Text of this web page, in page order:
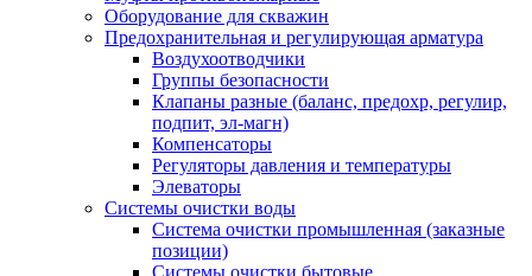
Оборудование для скважин
Предохранительная и регулирующая арматура
Воздухоотводчики
Группы безопасности
Клапаны разные (баланс, предохр, регулир,
подпит, эл-магн)
Компенсаторы
Регуляторы давления и температуры
Элеваторы
Системы очистки воды
Система очистки промышленная (заказные
позиции)
Системы очистки бытовые